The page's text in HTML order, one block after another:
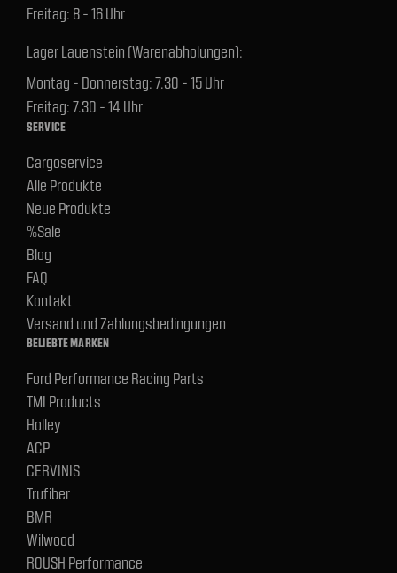
Freitag: 8 - 16 Uhr
Lager Lauenstein (Warenabholungen):
Montag - Donnerstag: 7.30 - 15 Uhr
Freitag: 7.30 - 14 Uhr
SERVICE
Cargoservice
Alle Produkte
Neue Produkte
%Sale
Blog
FAQ
Kontakt
Versand und Zahlungsbedingungen
BELIEBTE MARKEN
Ford Performance Racing Parts
TMI Products
Holley
ACP
CERVINIS
Trufiber
BMR
Wilwood
ROUSH Performance